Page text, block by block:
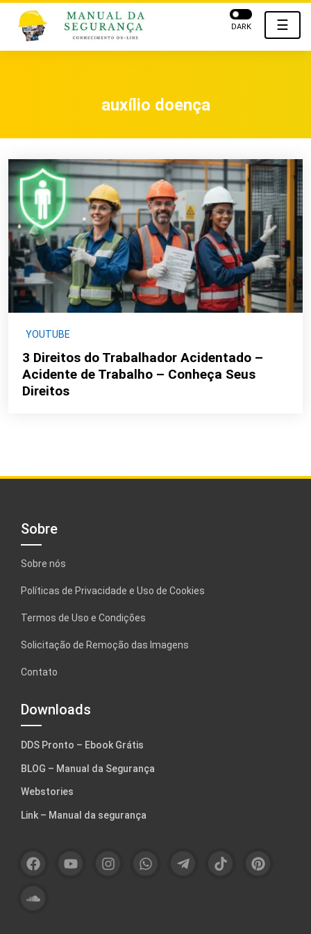
☰
DARK
auxílio doença
YOUTUBE
3 Direitos do Trabalhador Acidentado –
Acidente de Trabalho – Conheça Seus
Direitos
Sobre
Sobre nós
Políticas de Privacidade e Uso de Cookies
Termos de Uso e Condições
Solicitação de Remoção das Imagens
Contato
Downloads
DDS Pronto – Ebook Grátis
BLOG – Manual da Segurança
Webstories
Link – Manual da segurança